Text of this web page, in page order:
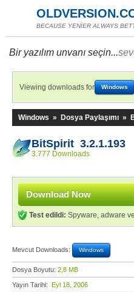
BECAUSE YENİER ALWAYS
Bir yazılım unvanı seçin...
Viewing downloads for Windows
Windows » Dosya Paylaşımı »
BitSpirit 3.2.1.193
3.777 Downloads
Download Now
Test edildi: Spyware, adware
Mevcut Downloads: Windows
Dosya Boyutu: 2,8 MB
Yayın Tarihi: Eyl 18, 2006